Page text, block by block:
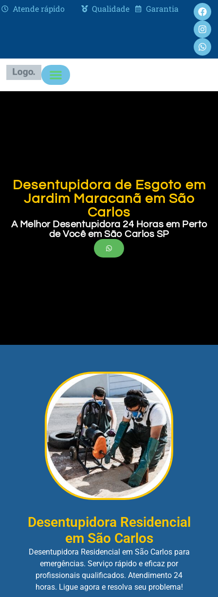
Atende rápido Qualidade Garantia
Desentupidora de Esgoto em
Jardim Maracanã em São
Carlos
A Melhor Desentupidora 24 Horas em Perto
de Você em São Carlos SP
Desentupidora Residencial
em São Carlos
Desentupidora Residencial em São Carlos para
emergências. Serviço rápido e eficaz por
profissionais qualificados. Atendimento 24
horas. Ligue agora e resolva seu problema!